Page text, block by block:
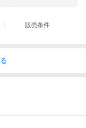
販売条件